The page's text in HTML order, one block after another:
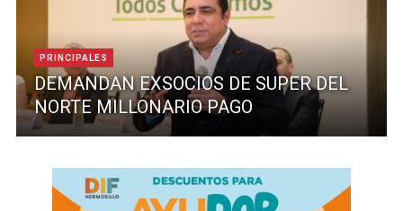
PRINCIPALES
DEMANDAN EXSOCIOS DE SUPER DEL
NORTE MILLONARIO PAGO